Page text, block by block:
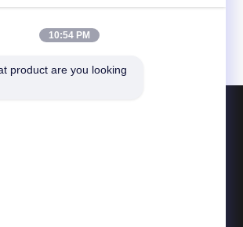
10:54 PM
product are you looking